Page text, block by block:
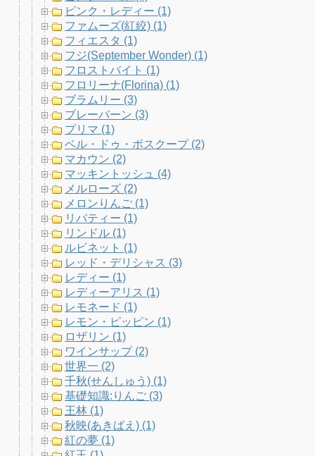
ピンク・レディー (1)
ファムーズ(紅絞) (1)
フィエスタ (1)
フジ(September Wonder) (1)
フロストバイト (1)
フロリーナ(Florina) (1)
ブラムリー (3)
ブレーバーン (3)
プリマ (1)
ベル・ドゥ・ボスクープ (2)
マカウン (2)
マッキントッシュ (4)
メルローズ (2)
メロンりんご (1)
リバティー (1)
リンドル (1)
ルビネット (1)
レッド・デリシャス (3)
レディー (1)
レディーアリス (1)
レモネード (1)
レモン・ピッピン (1)
ロザリン (1)
ワインサップ (2)
世界一 (2)
千秋(せんしゅう) (1)
基礎知識:りんご (3)
王林 (1)
秋映(あきばえ) (1)
紅の夢 (1)